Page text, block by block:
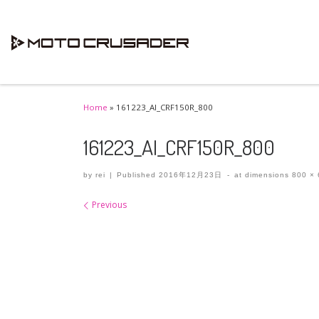
Home » 161223_AI_CRF150R_800
161223_AI_CRF150R_800
by rei | Published2016年12月23日 - at dimensions 800 ×
Images navigation
Previous